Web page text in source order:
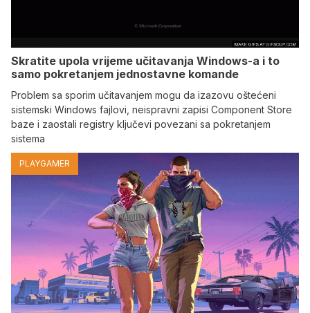
Skratite upola vrijeme učitavanja Windows-a i to
samo pokretanjem jednostavne komande
Problem sa sporim učitavanjem mogu da izazovu oštećeni
sistemski Windows fajlovi, neispravni zapisi Component Store
baze i zaostali registry ključevi povezani sa pokretanjem
sistema
PLAYGAMER